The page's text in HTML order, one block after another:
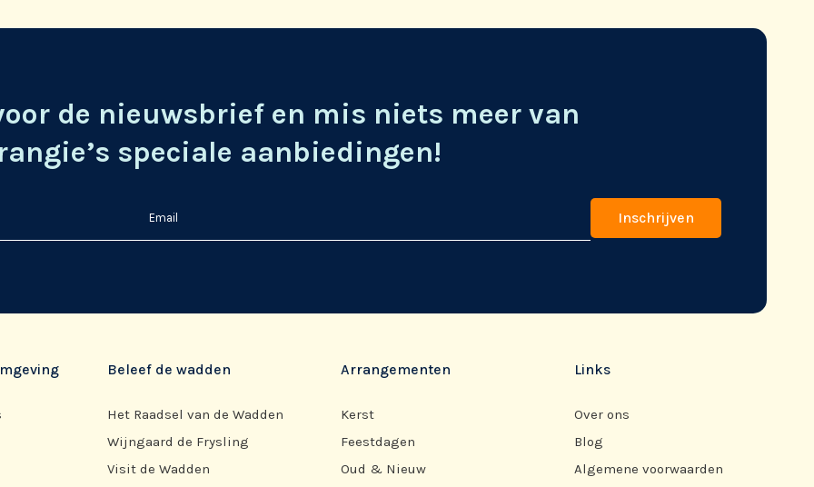
de nieuwsbrief en mis niets meer van
speciale aanbiedingen!
Beleef de wadden
Het Raadsel van de Wadden
Wijngaard de Frysling
Visit de Wadden
Arrangementen
Kerst
Feestdagen
Oud & Nieuw
Links
Over ons
Blog
Algemene voorwaarden